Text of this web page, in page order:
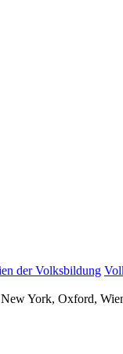
der Volksbildung
York, Oxford,